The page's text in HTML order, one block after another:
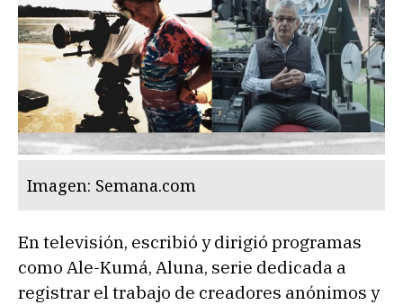
Imagen: Semana.com
En televisión, escribió y dirigió programas
como Ale-Kumá, Aluna, serie dedicada a
registrar el trabajo de creadores anónimos y